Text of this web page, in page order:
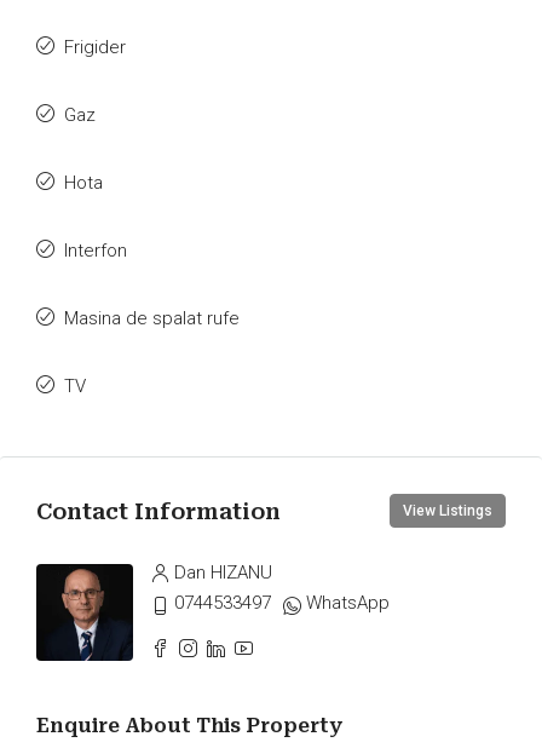
Frigider
Gaz
Hota
Interfon
Masina de spalat rufe
TV
Contact Information View Listings
Dan HIZANU
0744533497
WhatsApp
Enquire About This Property